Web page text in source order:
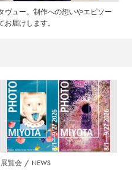
ヴュー。制作への想いやエピソー
届けします。
展覧会 NEWS